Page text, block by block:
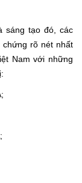
sáng tạo đó, các
rõ nét nhất
Nam với những